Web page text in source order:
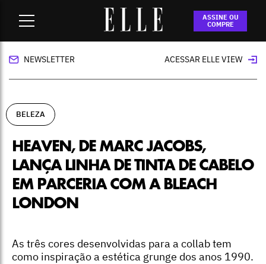
ASSINE OU
COMPRE
Heaven, de Marc Jacobs, lança linha de tinta
de cabelo em parceria com a Bleach London
NEWSLETTER ACESSAR ELLE VIEW
BELEZA
HEAVEN, DE MARC JACOBS,
LANÇA LINHA DE TINTA DE CABELO
EM PARCERIA COM A BLEACH
LONDON
As três cores desenvolvidas para a collab tem
como inspiração a estética grunge dos anos 1990.